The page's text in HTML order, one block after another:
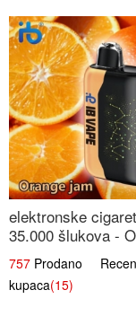
elektronske
35.000 šlukova -
Narančinog
Dugotrajno
757 Prodano
kupaca(15)